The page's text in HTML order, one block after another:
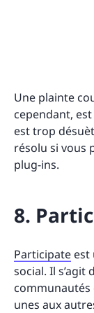
Une plainte
cependant,
est trop
résolu si vous
plug-ins.
8.
Participate est
social. Il
communautés
unes aux